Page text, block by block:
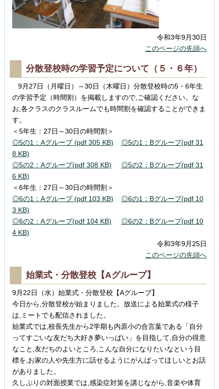
令和3年9月30日
このページの先頭へ
分散登校時の学習予定について（５・６年）
9月27日（月曜日）～30日（木曜日）分散登校時の5・6年生
の学習予定（時間割）を掲載しますので,ご確認ください。な
お,各クラスのクラスルームでも時間割を確認することができま
す。
＜5年生：27日～30日の時間割＞
◎5の1：Aグループ (pdf 305 KB)
◎5の1：Bグループ(pdf 31
8 KB)
◎5の2：Aグループ(pdf 308 KB)
◎5の2：Bグループ(pdf 31
6 KB)
＜6年生：27日～30日の時間割＞
◎6の1：Aグループ (pdf 103 KB)
◎6の1：Bグループ(pdf 10
3 KB)
◎6の2：Aグループ(pdf 104 KB)
◎6の2：Bグループ(pdf 10
4 KB)
令和3年9月25日
このページの先頭へ
始業式・分散登校【Aグループ】
9月22日（水）始業式・分散登校【Aグループ】
今日から,分散登校が始まりました。放送による始業式の様子
は,ミートでも配信されました。
始業式では,校長先生から2学期も内原小の合言葉である「自分
ってすごいな友だち大好き夢いっぱい」を目指して,自分の得意
なこと,友だちのよいところ,こんな自分になりたいなという目
標を,お家の人や先生方に話せるようにがんばってほしいとお話
がありました。
久しぶりの対面授業では,感染症対策を講じながら,音楽や体育